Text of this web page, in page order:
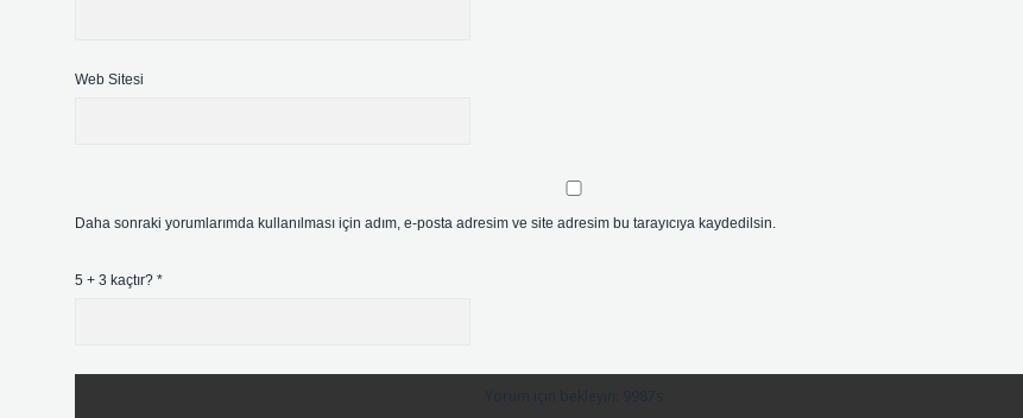
Web Sitesi
Daha sonraki yorumlarımda kullanılması için adım, e-posta adresim ve site adresim bu tarayıcıya kaydedilsin.
5 + 3 kaçtır? *